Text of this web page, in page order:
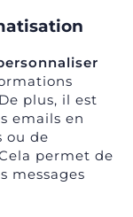
plus, il est
emails en
ou de
permet de
messages